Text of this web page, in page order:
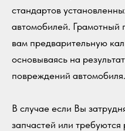
стандартов
автомобилей. Грамотный
вам предварительную
основываясь на
повреждений автомобиля.
В случае если Вы
запчастей или